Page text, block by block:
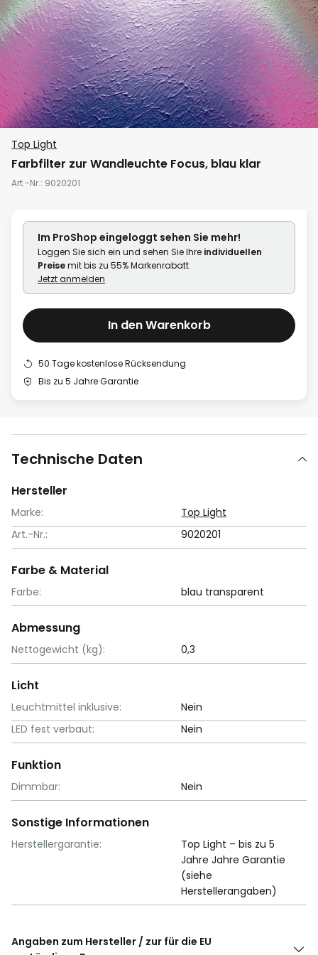
Anfang
der
Bildgalerie
Top Light
Farbfilter zur Wandleuchte Focus, blau klar
Art.-Nr. 9020201
Im ProShop eingeloggt sehen Sie mehr!
Loggen Sie sich ein und sehen Sie Ihre individuellen
Preisemit bis zu 55% Markenrabatt.
Jetzt anmelden
In den Warenkorb
50 Tage kostenlose Rücksendung
Bis zu 5 Jahre Garantie
Technische Daten
Hersteller
Marke:
Top Light
Art.-Nr.:
9020201
Farbe & Material
Farbe: blau transparent
Abmessung
Nettogewicht (kg): 0,3
Licht
Leuchtmittel inklusive:
Nein
LED fest verbaut:
Nein
Funktion
Dimmbar: Nein
Sonstige Informationen
Herstellergarantie:
Top Light – bis zu 5
Jahre Jahre Garantie
(siehe
Herstellerangaben)
Angaben zum Hersteller / zur für die EU